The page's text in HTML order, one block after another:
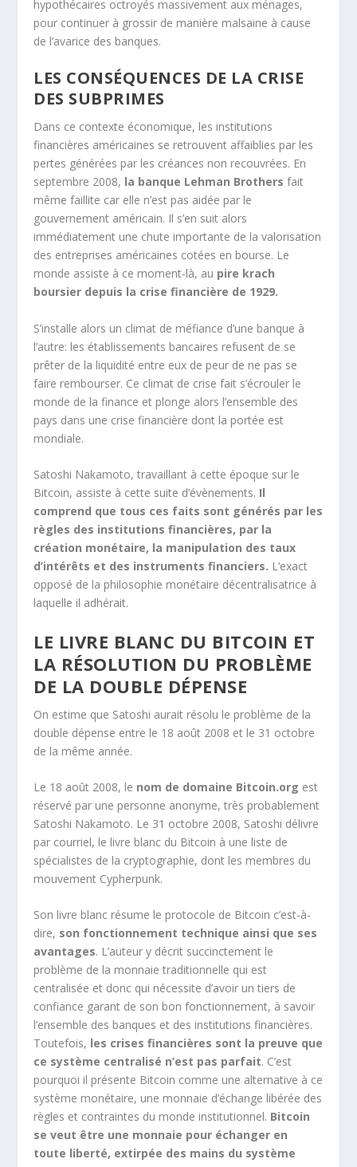
hypothécaires octroyés massivement aux ménages,
pour continuer à grossir de manière malsaine à cause
de l’avarice des banques.
LES CONSÉQUENCES DE LA CRISE
DES SUBPRIMES
Dans ce contexte économique, les institutions
financières américaines se retrouvent affaiblies par les
pertes générées par les créances non recouvrées. En
septembre 2008, la banque Lehman Brothers fait
même faillite car elle n’est pas aidée par le
gouvernement américain. Il s’en suit alors
immédiatement une chute importante de la valorisation
des entreprises américaines cotées en bourse. Le
monde assiste à ce moment-là, au pire krach
boursier depuis la crise financière de 1929.
S’installe alors un climat de méfiance d’une banque à
l’autre: les établissements bancaires refusent de se
prêter de la liquidité entre eux de peur de ne pas se
faire rembourser. Ce climat de crise fait s’écrouler le
monde de la finance et plonge alors l’ensemble des
pays dans une crise financière dont la portée est
mondiale.
Satoshi Nakamoto, travaillant à cette époque sur le
Bitcoin, assiste à cette suite d’évènements. Il
comprend que tous ces faits sont générés par les
règles des institutions financières, par la
création monétaire, la manipulation des taux
d’intérêts et des instruments financiers. L’exact
opposé de la philosophie monétaire décentralisatrice à
laquelle il adhérait.
LE LIVRE BLANC DU BITCOIN ET
LA RÉSOLUTION DU PROBLÈME
DE LA DOUBLE DÉPENSE
On estime que Satoshi aurait résolu le problème de la
double dépense entre le 18 août 2008 et le 31 octobre
de la même année.
Le 18 août 2008, le nom de domaine Bitcoin.org est
réservé par une personne anonyme, très probablement
Satoshi Nakamoto. Le 31 octobre 2008, Satoshi délivre
par courriel, le livre blanc du Bitcoin à une liste de
spécialistes de la cryptographie, dont les membres du
mouvement Cypherpunk.
Son livre blanc résume le protocole de Bitcoin c’est-à-
dire, son fonctionnement technique ainsi que ses
avantages. L’auteur y décrit succinctement le
problème de la monnaie traditionnelle qui est
centralisée et donc qui nécessite d’avoir un tiers de
confiance garant de son bon fonctionnement, à savoir
l’ensemble des banques et des institutions financières.
Toutefois, les crises financières sont la preuve que
ce système centralisé n’est pas parfait. C’est
pourquoi il présente Bitcoin comme une alternative à ce
système monétaire, une monnaie d’échange libérée des
règles et contraintes du monde institutionnel. Bitcoin
se veut être une monnaie pour échanger en
toute liberté, extirpée des mains du système